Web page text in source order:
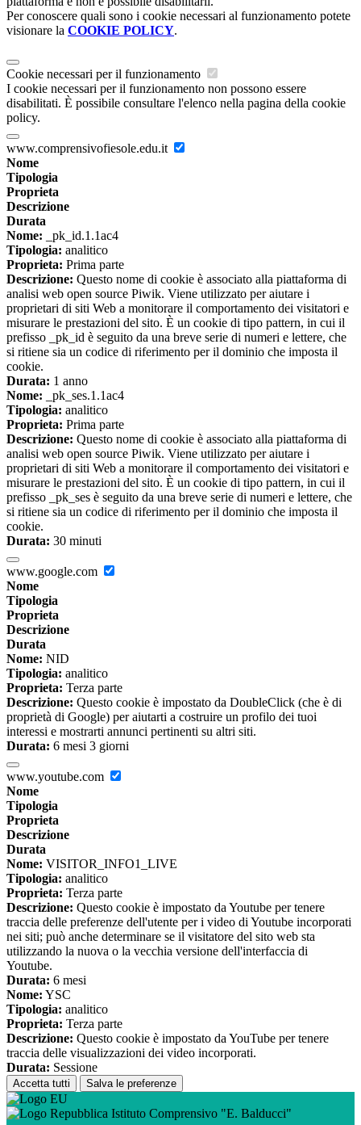
Per conoscere quali sono i cookie necessari al funzionamento potete
visionare la COOKIE POLICY.
Cookie necessari per il funzionamento
I cookie necessari per il funzionamento non possono essere
disabilitati. È possibile consultare l'elenco nella pagina della cookie
policy.
www.comprensivofiesole.edu.it
Nome
Tipologia
Proprieta
Descrizione
Durata
Nome: _pk_id.1.1ac4
Tipologia: analitico
Proprieta: Prima parte
Descrizione: Questo nome di cookie è associato alla piattaforma di
analisi web open source Piwik. Viene utilizzato per aiutare i
proprietari di siti Web a monitorare il comportamento dei visitatori e
misurare le prestazioni del sito. È un cookie di tipo pattern, in cui il
prefisso _pk_id è seguito da una breve serie di numeri e lettere, che
si ritiene sia un codice di riferimento per il dominio che imposta il
cookie.
Durata: 1 anno
Nome: _pk_ses.1.1ac4
Tipologia: analitico
Proprieta: Prima parte
Descrizione: Questo nome di cookie è associato alla piattaforma di
analisi web open source Piwik. Viene utilizzato per aiutare i
proprietari di siti Web a monitorare il comportamento dei visitatori e
misurare le prestazioni del sito. È un cookie di tipo pattern, in cui il
prefisso _pk_ses è seguito da una breve serie di numeri e lettere, che
si ritiene sia un codice di riferimento per il dominio che imposta il
cookie.
Durata: 30 minuti
www.google.com
Nome
Tipologia
Proprieta
Descrizione
Durata
Nome: NID
Tipologia: analitico
Proprieta: Terza parte
Descrizione: Questo cookie è impostato da DoubleClick (che è di
proprietà di Google) per aiutarti a costruire un profilo dei tuoi
interessi e mostrarti annunci pertinenti su altri siti.
Durata: 6 mesi 3 giorni
www.youtube.com
Nome
Tipologia
Proprieta
Descrizione
Durata
Nome: VISITOR_INFO1_LIVE
Tipologia: analitico
Proprieta: Terza parte
Descrizione: Questo cookie è impostato da Youtube per tenere
traccia delle preferenze dell'utente per i video di Youtube incorporati
nei siti; può anche determinare se il visitatore del sito web sta
utilizzando la nuova o la vecchia versione dell'interfaccia di
Youtube.
Durata: 6 mesi
Nome: YSC
Tipologia: analitico
Proprieta: Terza parte
Descrizione: Questo cookie è impostato da YouTube per tenere
traccia delle visualizzazioni dei video incorporati.
Durata: Sessione
Accetta tutti Salva le preferenze
Istituto Comprensivo "E. Balducci"